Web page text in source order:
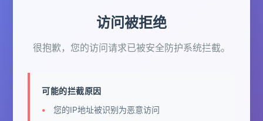
访问被拒绝
很抱歉，您的访问请求已被安全防护系统拦截。
可能的拦截原因
您的IP地址被识别为恶意访问